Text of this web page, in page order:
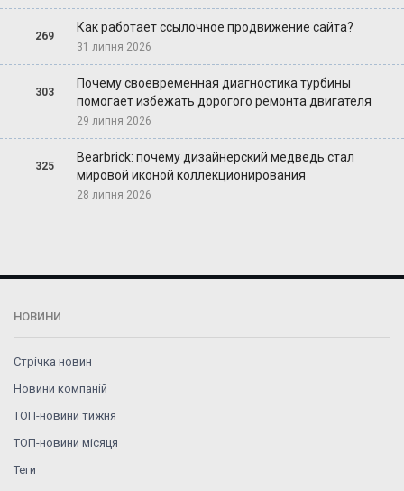
269
Как работает ссылочное продвижение сайта?
31 липня 2026
303
Почему своевременная диагностика турбины
помогает избежать дорогого ремонта двигателя
29 липня 2026
325
Bearbrick: почему дизайнерский медведь стал
мировой иконой коллекционирования
28 липня 2026
НОВИНИ
Стрічка новин
Новини компаній
ТОП-новини тижня
ТОП-новини місяця
Теги